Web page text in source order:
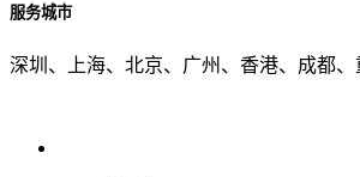
服务城市
深圳、上海、北京、广州、香港、成都